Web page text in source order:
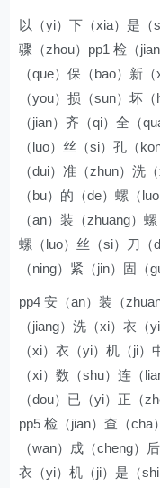
以（yi）下（xia）是（
骤（zhou）pp1 检（
（que）保（bao）新
（you）损（sun）坏
（jian）齐（qi）全（
（luo）丝（si）孔（
（dui）准（zhun）洗
（bu）的（de）螺（
（an）装（zhuang）
螺（luo）丝（si）刀（
（ning）紧（jin）固（
pp4 安（an）装（
（jiang）洗（xi）衣
（xi）衣（yi）机（ji
（xi）数（shu）连（
（dou）已（yi）正（
pp5 检（jian）查（cha
（wan）成（cheng）
衣（yi）机（ji）是（